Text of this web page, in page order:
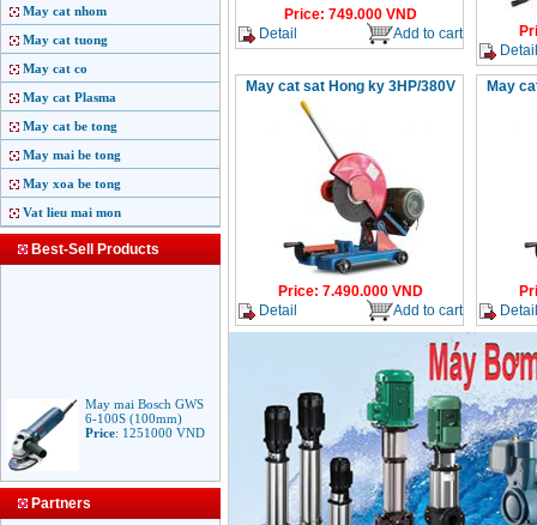
May cat nhom
May cat tuong
May cat co
May cat Plasma
May cat be tong
May mai be tong
May xoa be tong
Vat lieu mai mon
Best-Sell Products
May mai Bosch GWS
6-100S (100mm)
Price:1251000VND
May mai Makita
9553B (100mm)
Partners
Price: 749.000 VND
Detail
Add to cart
Detail
May cat sat Hong ky 3HP/380V
Price: 7.490.000 VND
Detail
Add to cart
May
Detail